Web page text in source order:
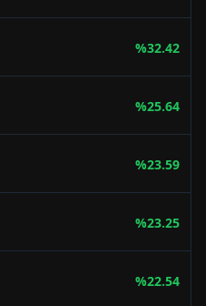
%32.42
%25.64
%23.59
%23.25
%22.54